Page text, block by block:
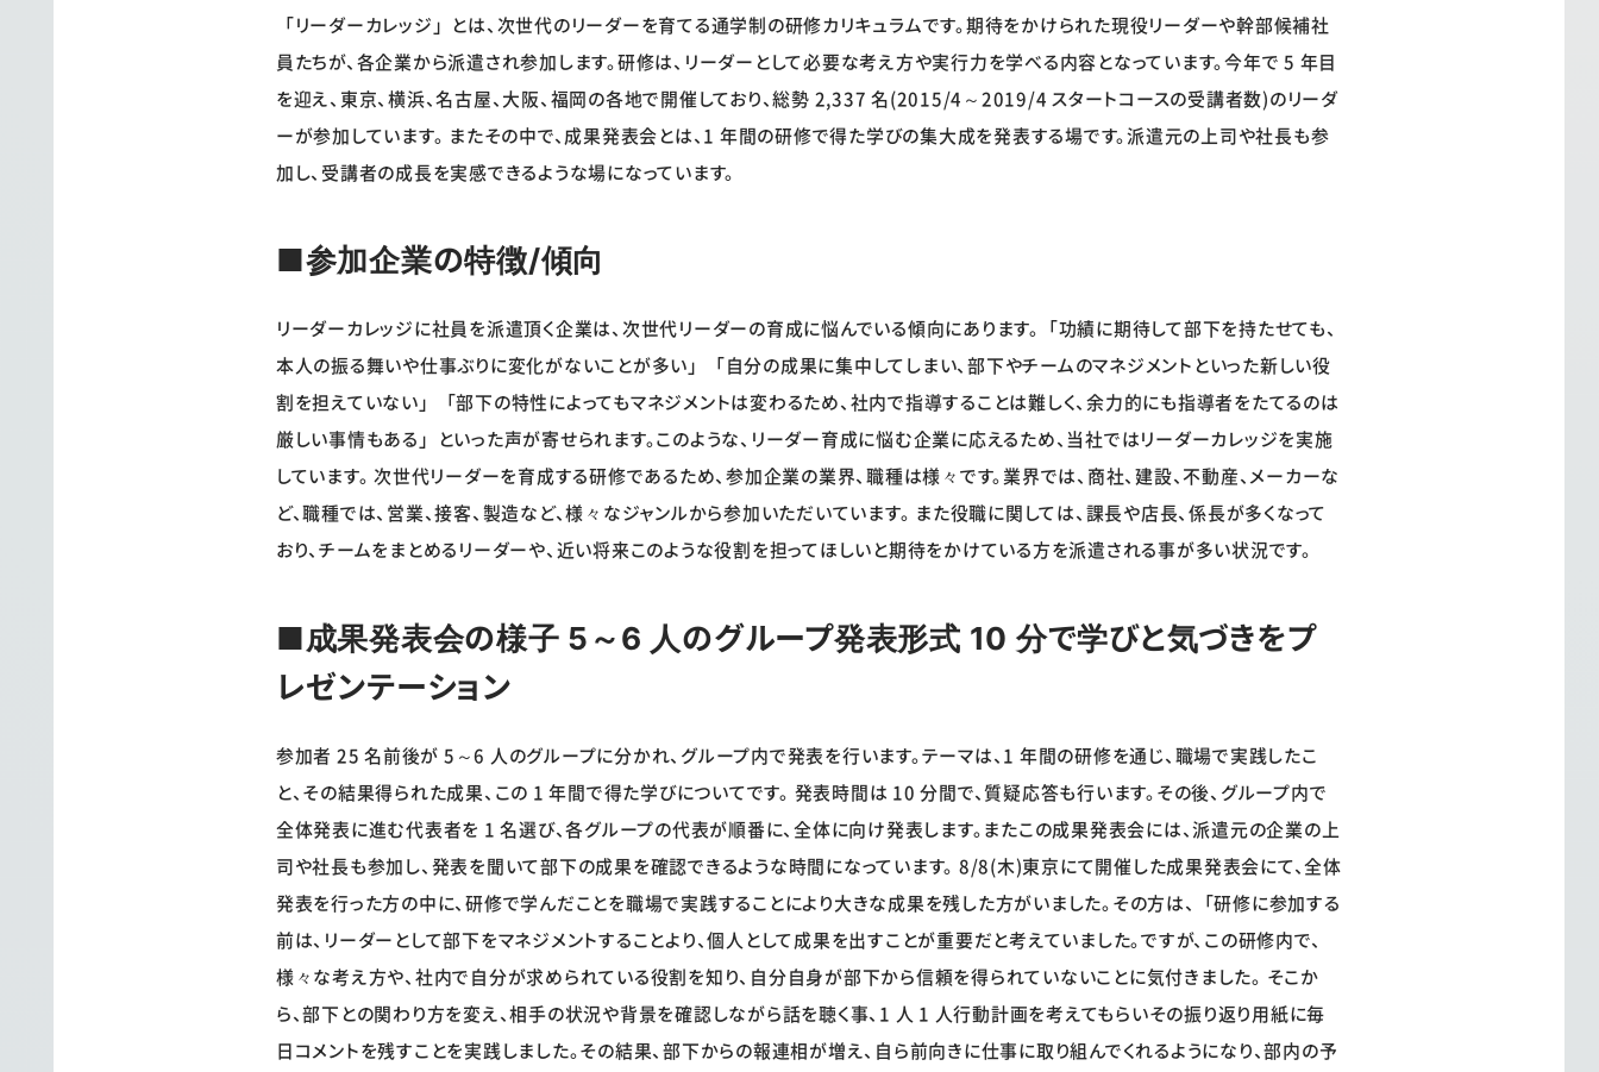
「リーダーカレッジ」とは、次世代のリーダーを育てる通学制の研修カリキュラムです。期待をかけられた現役リーダーや幹部候補社
員たちが、各企業から派遣され参加します。研修は、リーダーとして必要な考え方や実行力を学べる内容となっています。今年で 5 年目
を迎え、東京、横浜、名古屋、大阪、福岡の各地で開催しており、総勢 2,337 名(2015/4～2019/4 スタートコースの受講者数)のリーダ
ーが参加しています。 またその中で、成果発表会とは、1 年間の研修で得た学びの集大成を発表する場です。派遣元の上司や社長も参
加し、受講者の成長を実感できるような場になっています。
■参加企業の特徴/傾向
リーダーカレッジに社員を派遣頂く企業は、次世代リーダーの育成に悩んでいる傾向にあります。「功績に期待して部下を持たせても、
本人の振る舞いや仕事ぶりに変化がないことが多い」「自分の成果に集中してしまい、部下やチームのマネジメントといった新しい役
割を担えていない」「部下の特性によってもマネジメントは変わるため、社内で指導することは難しく、余力的にも指導者をたてるのは
厳しい事情もある」といった声が寄せられます。このような、リーダー育成に悩む企業に応えるため、当社ではリーダーカレッジを実施
しています。 次世代リーダーを育成する研修であるため、参加企業の業界、職種は様々です。業界では、商社、建設、不動産、メーカーな
ど、職種では、営業、接客、製造など、様々なジャンルから参加いただいています。 また役職に関しては、課長や店長、係長が多くなって
おり、チームをまとめるリーダーや、近い将来このような役割を担ってほしいと期待をかけている方を派遣される事が多い状況です。
■成果発表会の様子 5～6 人のグループ発表形式 10 分で学びと気づきをプ
レゼンテーション
参加者 25 名前後が 5～6 人のグループに分かれ、グループ内で発表を行います。テーマは、1 年間の研修を通じ、職場で実践したこ
と、その結果得られた成果、この 1 年間で得た学びについてです。 発表時間は 10 分間で、質疑応答も行います。その後、グループ内で
全体発表に進む代表者を 1 名選び、各グループの代表が順番に、全体に向け発表します。またこの成果発表会には、派遣元の企業の上
司や社長も参加し、発表を聞いて部下の成果を確認できるような時間になっています。 8/8(木)東京にて開催した成果発表会にて、全体
発表を行った方の中に、研修で学んだことを職場で実践することにより大きな成果を残した方がいました。その方は、「研修に参加する
前は、リーダーとして部下をマネジメントすることより、個人として成果を出すことが重要だと考えていました。ですが、この研修内で、
様々な考え方や、社内で自分が求められている役割を知り、自分自身が部下から信頼を得られていないことに気付きました。 そこか
ら、部下との関わり方を変え、相手の状況や背景を確認しながら話を聴く事、1 人 1 人行動計画を考えてもらいその振り返り用紙に毎
日コメントを残すことを実践しました。その結果、部下からの報連相が増え、自ら前向きに仕事に取り組んでくれるようになり、部内の予